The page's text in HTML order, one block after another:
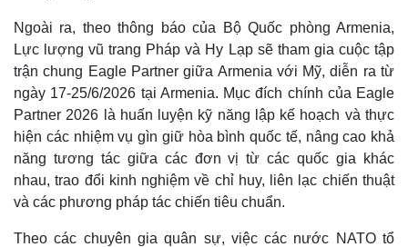
Thế giới
Quan sát
Cuộc sống đó đây
Hồ sơ
Multimedia
Video
Ảnh
E-Magazine
Infographic
Ngoài ra, theo thông báo của Bộ Quốc phòng Armenia,
Lực lượng vũ trang Pháp và Hy Lạp sẽ tham gia cuộc tập
trận chung Eagle Partner giữa Armenia với Mỹ, diễn ra từ
ngày 17-25/6/2026 tại Armenia. Mục đích chính của Eagle
Partner 2026 là huấn luyện kỹ năng lập kế hoạch và thực
hiện các nhiệm vụ gìn giữ hòa bình quốc tế, nâng cao khả
năng tương tác giữa các đơn vị từ các quốc gia khác
nhau, trao đổi kinh nghiệm về chỉ huy, liên lạc chiến thuật
và các phương pháp tác chiến tiêu chuẩn.
Theo các chuyên gia quân sự, việc các nước NATO tổ